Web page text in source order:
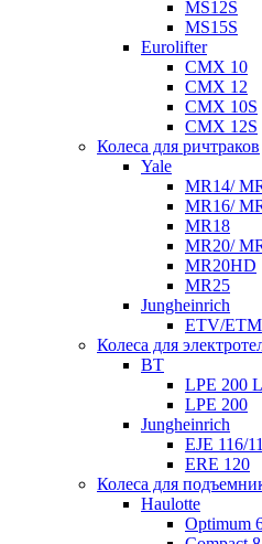
MS12S
MS15S
Eurolifter
CMX 10
CMX 12
CMX 10S
CMX 12S
Колеса для ричтраков
Yale
MR14/
MR16/
MR18
MR20/
MR20HD
MR25
Jungheinrich
ETV/ETM
Колеса для
BT
LPE 200
LPE 200
Jungheinrich
EJE 116/
ERE 120
Колеса для
Haulotte
Optimum